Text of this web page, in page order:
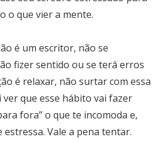
o que vier a mente.
é um escritor, não se
fizer sentido ou se terá erros
é relaxar, não surtar com essa
ver que esse hábito vai fazer
fora” o que te incomoda e,
Vale a pena tentar.